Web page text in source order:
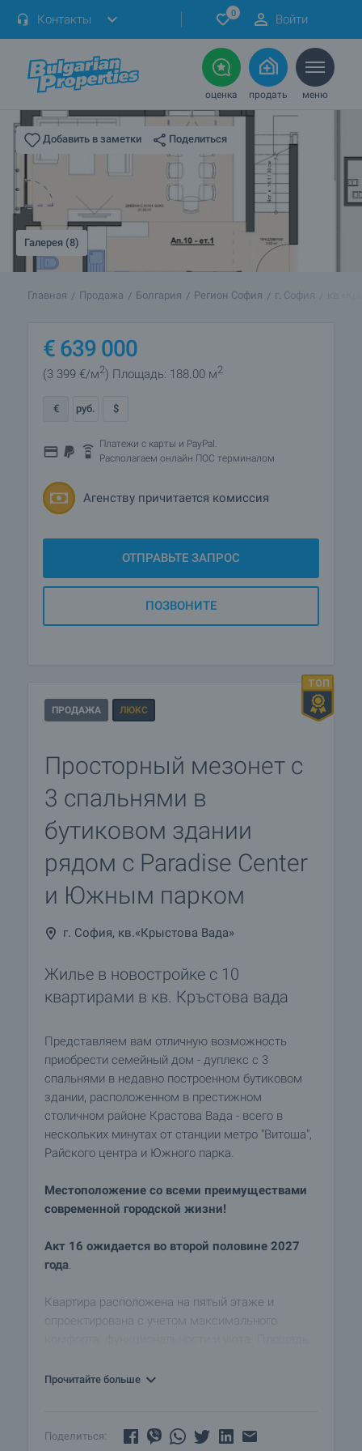
Контакты 0 Войти
оценка продать меню
Добавить в заметки Поделиться
Галерея (8)
Главная Продажа Болгария Регион София г. София
€ 639 000
(3 399 €/м2) Площадь: 188.00 м2
€ руб. $
Платежи с карты и PayPal.
Располагаем онлайн ПОС терминалом
Агенству причитается комиссия
ОТПРАВЬТЕ ЗАПРОС
ПОЗВОНИТЕ
ПРОДАЖА ЛЮКС
Просторный мезонет с
3 спальнями в
бутиковом здании
рядом с Paradise Center
и Южным парком
г. София, кв.«Крыстова Вада»
Жилье в новостройке с 10
квартирами в кв. Кръстова вада
Представляем вам отличную возможность
приобрести семейный дом - дуплекс с 3
спальнями в недавно построенном бутиковом
здании, расположенном в престижном
столичном районе Крастова Вада - всего в
нескольких минутах от станции метро "Витоша",
Райского центра и Южного парка.
Местоположение со всеми преимуществами
современной городской жизни!
Акт 16 ожидается во второй половине 2027
года.
Квартира расположена на пятый этаже и
спроектирована с учетом максимального
плюс места общего пользования 30,00 м2) и
кухонным уголком, кладовая, туалет.
Прочитайте больше
Поделиться: